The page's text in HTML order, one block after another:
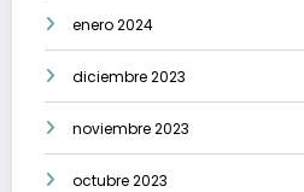
enero 2024
diciembre 2023
noviembre 2023
octubre 2023